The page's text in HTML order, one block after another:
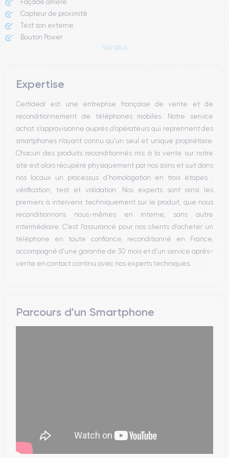
Façade arrière
Capteur de proximité
Test son externe
Bouton Power
Haut parleur
Bouton Home
Bluetooth
WiFi
Réseau
Vibreur
Prise USB
Voir plus
Expertise
Certideal est une entreprise française de vente et de
reconditionnement de téléphones mobiles. Notre service
achat s’approvisionne auprès d’opérateurs qui reprennent des
smartphones n’ayant connu qu’un seul et unique propriétaire.
Chacun des produits reconditionnés mis à la vente sur notre
site est alors récupéré physiquement par nos soins et suit dans
nos locaux un processus d’homologation en trois étapes :
vérification, test et validation. Nos experts sont ainsi les
premiers à intervenir techniquement sur le produit, que nous
reconditionnons nous-mêmes en interne, sans autre
intermédiaire. C’est l’assurance pour nos clients d’acheter un
téléphone en toute confiance, reconditionné en France,
accompagné d’une garantie de 30 mois et d’un service après-
vente en contact continu avec nos experts techniques.
Parcours d'un Smartphone